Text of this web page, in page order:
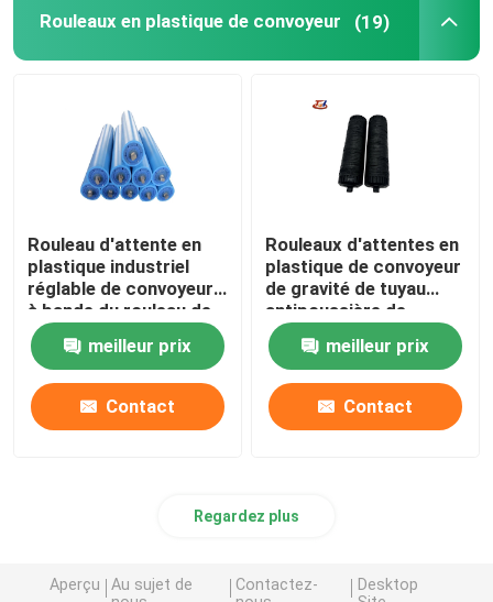
Rouleaux en plastique de convoyeur (19)
Rouleau d'attente en
plastique industriel
réglable de convoyeur
à bande du rouleau de
guide UHMWPE
meilleur prix
Contact
Rouleaux d'attentes en
plastique de convoyeur
de gravité de tuyau
antipoussière de
polyéthylène haute
densitémeilleur prix
Contact
Regardez plus
Aperçu
Au sujet de
Contactez-
Desktop